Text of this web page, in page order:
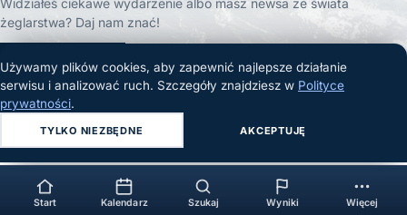
Widziałeś ciekawe wydarzenie albo masz newsa ze świata
żeglarstwa? Daj nam znać!
ZGŁOŚ TEMAT
© 2026 Żeglarski.info. Wszelkie prawa zastrzeżone.
Używamy plików cookies, aby zapewnić najlepsze działanie
serwisu i analizować ruch. Szczegóły znajdziesz w Polityce
prywatności.
TYLKO NIEZBĘDNE AKCEPTUJĘ
Start Kalendarz Szukaj Wyniki Więcej